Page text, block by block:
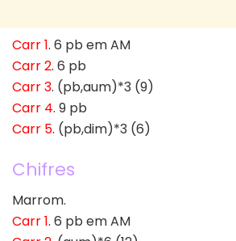
Carr 1. 6 pb em AM
Carr 2. 6 pb
Carr 3. (pb,aum)*3 (9)
Carr 4. 9 pb
Carr 5. (pb,dim)*3 (6)
Chifres
Marrom.
Carr 1. 6 pb em AM